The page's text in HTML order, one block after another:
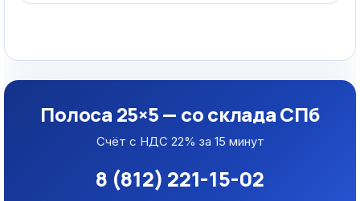
Полоса 25×5 — со склада СПб
Счёт с НДС 22% за 15 минут
8 (812) 221-15-02